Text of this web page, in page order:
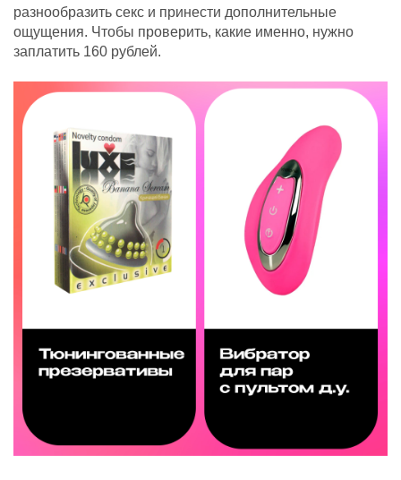
разнообразить секс и принести дополнительные
ощущения. Чтобы проверить, какие именно, нужно
заплатить 160 рублей.